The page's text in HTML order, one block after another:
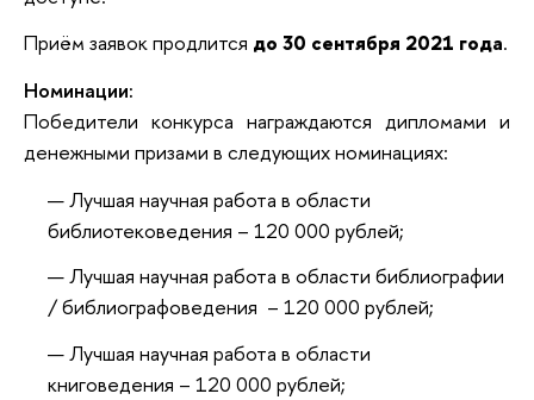
Приём заявок продлится до 30 сентября 2021 года.
Номинации:
Победители конкурса награждаются дипломами и
денежными призами в следующих номинациях:
Лучшая научная работа в области
библиотековедения – 120 000 рублей;
Лучшая научная работа в области библиографии
/библиографоведения – 120 000 рублей;
Лучшая научная работа в области
книговедения – 120 000 рублей;